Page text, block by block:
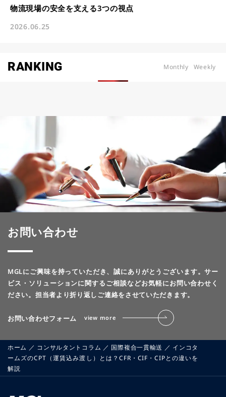
物流現場の安全を支える3つの視点
2026.06.25
RANKING Monthly Weekly
お問い合わせ
MGLにご興味を持っていただき、誠にありがとうございます。サー
ビス・ソリューションに関するご相談などお気軽にお問い合わせく
ださい。 担当者より折り返しご連絡をさせていただきます。
お問い合わせフォーム view more
ホーム ／ コンサルタントコラム ／ 国際複合一貫輸送 ／ インコタ
ームズのCPT（運賃込み渡し）とは？CFR・CIF・CIPとの違いを
解説